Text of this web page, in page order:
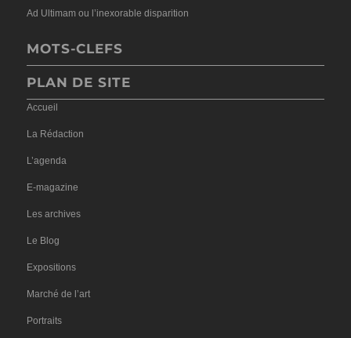
Ad Ultimam ou l’inexorable disparition
MOTS-CLEFS
PLAN DE SITE
Accueil
La Rédaction
L’agenda
E-magazine
Les archives
Le Blog
Expositions
Marché de l’art
Portraits